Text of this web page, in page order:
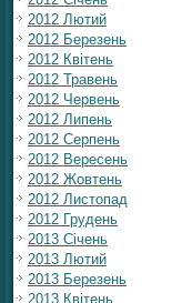
2012 Лютий
2012 Березень
2012 Квітень
2012 Травень
2012 Червень
2012 Липень
2012 Серпень
2012 Вересень
2012 Жовтень
2012 Листопад
2012 Грудень
2013 Січень
2013 Лютий
2013 Березень
2013 Квітень